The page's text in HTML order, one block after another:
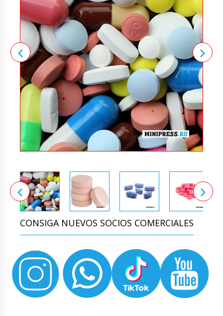
CONSIGA NUEVOS SOCIOS COMERCIALES